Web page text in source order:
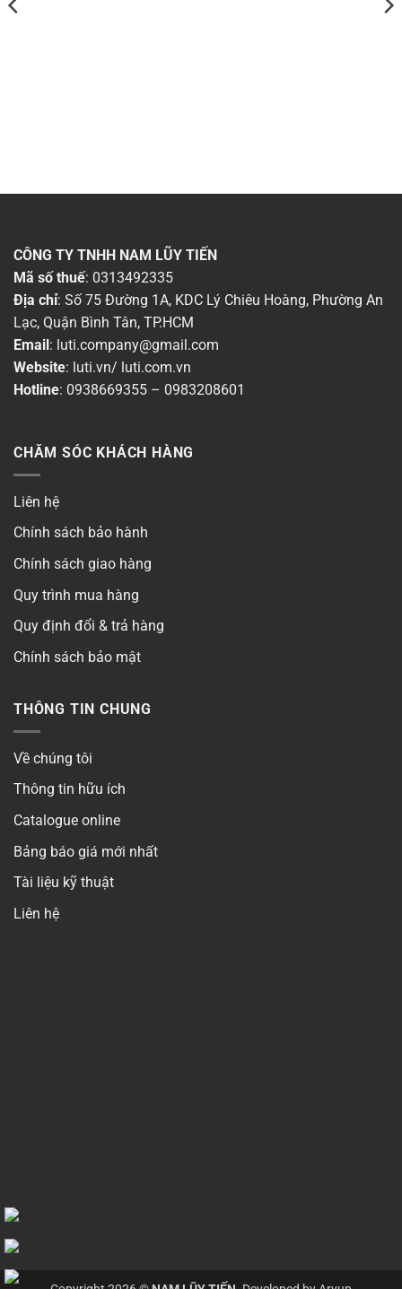
CÔNG TY TNHH NAM LŨY TIẾN
Mã số thuế: 0313492335
Địa chỉ: Số 75 Đường 1A, KDC Lý Chiêu Hoàng, Phường An
Lạc, Quận Bình Tân, TP.HCM
Email : luti.company@gmail.com
Website: luti.vn/ luti.com.vn
Hotline: 0938669355 – 0983208601
CHĂM SÓC KHÁCH HÀNG
Liên hệ
Chính sách bảo hành
Chính sách giao hàng
Quy trình mua hàng
Quy định đổi & trả hàng
Chính sách bảo mật
THÔNG TIN CHUNG
Về chúng tôi
Thông tin hữu ích
Catalogue online
Bảng báo giá mới nhất
Tài liệu kỹ thuật
Liên hệ